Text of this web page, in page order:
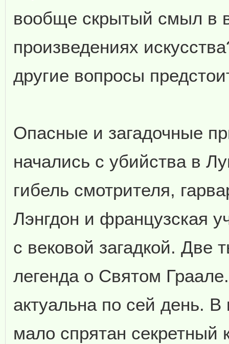
вообще скрытый смыл в
произведениях
другие вопросы
Опасные и загадочные
начались с убийства в
гибель смотрителя,
Лэнгдон и французская
с вековой загадкой. Две
легенда о Святом
актуальна по сей день.
мало спрятан